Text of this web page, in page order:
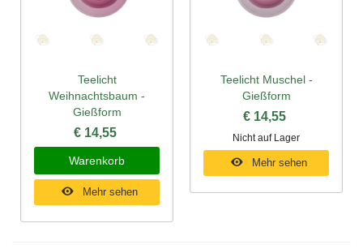
Teelicht
Weihnachtsbaum -
Gießform
€ 14,55
Warenkorb
Mehr sehen
Teelicht Muschel -
Gießform
€ 14,55
Nicht auf Lager
Mehr sehen